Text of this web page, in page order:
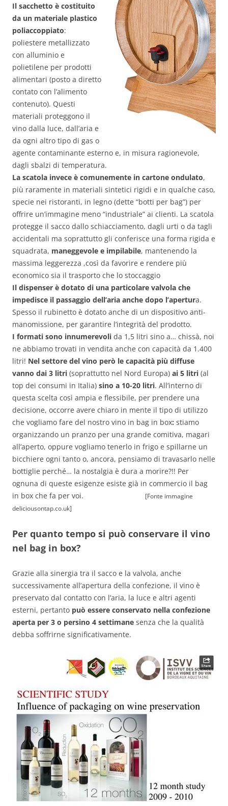
Il sacchetto è costituito
da un materiale plastico
poliaccoppiato:
poliestere metallizzato
con alluminio e
polietilene per prodotti
alimentari (posto a diretto
contato con l’alimento
contenuto). Questi
materiali proteggono il
vino dalla luce, dall’aria e
da ogni altro tipo di gas o
agente contaminante esterno e, in misura ragionevole,
dagli sbalzi di temperatura.
La scatola invece è comunemente in cartone ondulato,
più raramente in materiali sintetici rigidi e in qualche caso,
specie nei ristoranti, in legno (dette “botti per bag”) per
offrire un’immagine meno “industriale” ai clienti. La scatola
protegge il sacco dallo schiacciamento, dagli urti o da tagli
accidentali ma soprattutto gli conferisce una forma rigida e
squadrata, maneggevole e impilabile, mantenendo la
massima leggerezza ,così da favorire e rendere più
economico sia il trasporto che lo stoccaggio
Il dispenser è dotato di una particolare valvola che
impedisce il passaggio dell’aria anche dopo l’apertura.
Spesso il rubinetto è dotato anche di un dispositivo anti-
manomissione, per garantire l’integrità del prodotto.
I formati sono innumerevoli da 1,5 litri sino a… chissà, noi
ne abbiamo trovati in vendita anche con capacità da 1.400
litri! Nel settore del vino però le capacità più diffuse
vanno dai 3 litri (soprattutto nel Nord Europa) ai 5 litri (al
top dei consumi in Italia) sino a 10-20 litri. All’interno di
questa scelta così ampia e flessibile, per prendere una
decisione, occorre avere chiaro in mente il tipo di utilizzo
che vogliamo fare del nostro vino in bag in box: stiamo
organizzando un pranzo per una grande comitiva, magari
all’aperto, oppure vogliamo tenerlo in frigo e spillarne un
bicchiere ogni tanto o, ancora, pensiamo di travasarlo nelle
bottiglie perché… la nostalgia è dura a morire?!! Per
ognuna di queste esigenze esiste già in commercio il bag
in box che fa per voi.
[Fonte immagine
deliciousontap.co.uk]
Per quanto tempo si può conservare il vino
nel bag in box?
Grazie alla sinergia tra il sacco e la valvola, anche
successivamente all’apertura della confezione, il vino è
preservato dal contatto con l’aria, la luce e altri agenti
esterni, pertanto può essere conservato nella confezione
aperta per 3 o persino 4 settimane senza che la qualità
debba soffrirne significativamente.